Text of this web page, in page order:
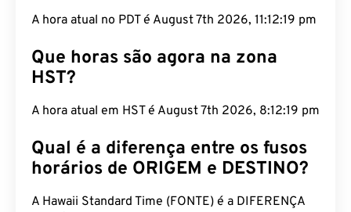
A hora atual no PDT é August 7th 2026, 11:12:19 pm
Que horas são agora na zona
HST?
A hora atual em HST é August 7th 2026, 8:12:19 pm
Qual é a diferença entre os fusos
horários de ORIGEM e DESTINO?
A Hawaii Standard Time (FONTE) é a DIFERENÇA